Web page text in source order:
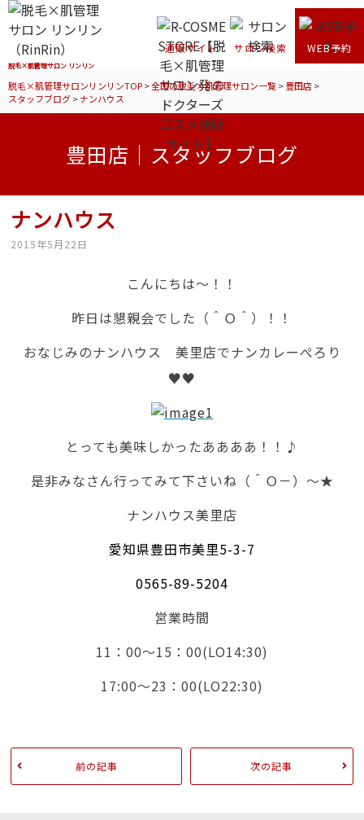
脱毛×肌管理サロン リンリン
通販サイト サロン検索 WEB予約
脱毛×肌管理サロンリンリンTOP>全国の脱毛×肌管理サロン一覧>豊田店>
スタッフブログ>ナンハウス
豊田店｜スタッフブログ
ナンハウス
2015年5月22日
こんにちは～！！
昨日は懇親会でした（＾Ｏ＾）！！
おなじみのナンハウス 美里店でナンカレーぺろり
♥♥
とっても美味しかったああああ！！♪
是非みなさん行ってみて下さいね（＾Ｏ－）～★
ナンハウス美里店
愛知県豊田市美里5-3-7
0565-89-5204
営業時間
11：00～15：00(LO14:30)
17:00～23：00(LO22:30)
前の記事 次の記事